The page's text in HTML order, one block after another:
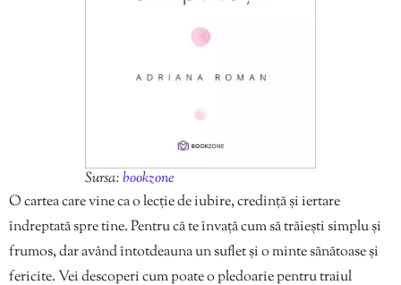
Sursa:bookzone
O cartea care vine ca o lecție de iubire, credință și iertare
îndreptată spre tine. Pentru că te învață cum să trăiești simplu și
frumos, dar având întotdeauna un suflet și o minte sănătoase și
fericite. Vei descoperi cum poate o pledoarie pentru traiul